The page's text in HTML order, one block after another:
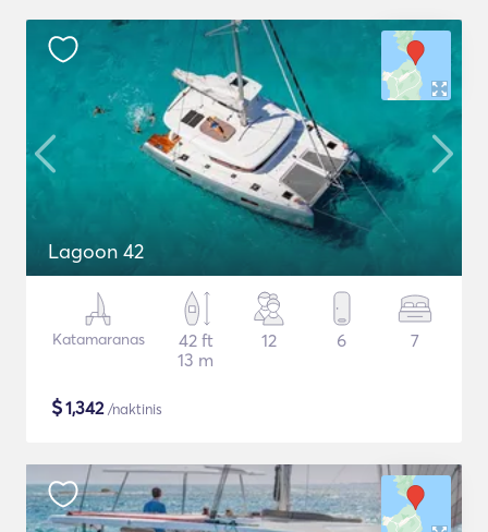
Lagoon 42
Katamaranas
42 ft
13 m
12 6 7
$1,342/naktinis